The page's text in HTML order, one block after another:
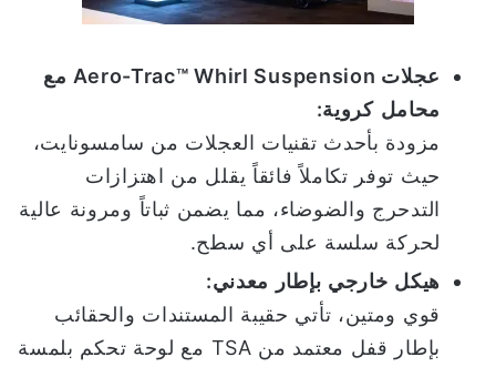
عجلات
مع
محامل كروية:
مزودة بأحدث تقنيات العجلات من سامسونايت،
حيث توفر تكاملاً فائقاً يقلل من اهتزازات
التدحرج والضوضاء، مما يضمن ثباتاً ومرونة عالية
لحركة سلسة على أي سطح.
هيكل خارجي بإطار معدني:
قوي ومتين، تأتي حقيبة المستندات والحقائب
بإطار قفل معتمد من TSA مع لوحة تحكم بلمسة